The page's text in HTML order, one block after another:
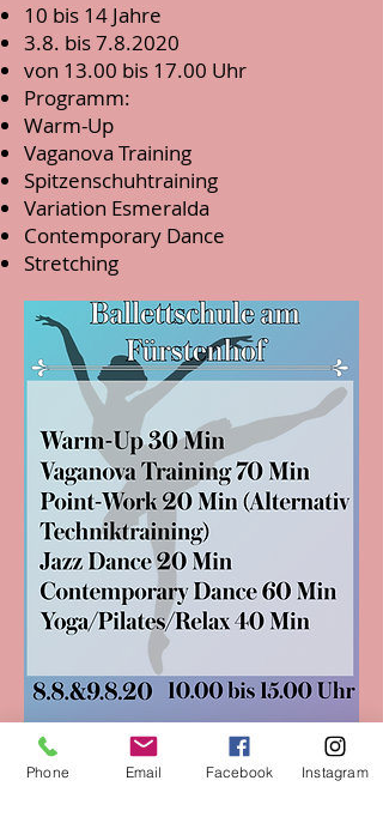
10 bis 14 Jahre
3.8. bis 7.8.2020
von 13.00 bis 17.00 Uhr
Programm:
Warm-Up
Vaganova Training
Spitzenschuhtraining
Variation Esmeralda
Contemporary Dance
Stretching
Workshop IV:
Phone Email Facebook Instagram